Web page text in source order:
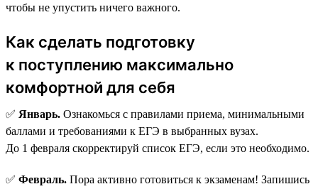
чтобы не упустить ничего важного.
Как сделать подготовку
к поступлению максимально
комфортной для себя
✅ Январь. Ознакомься с правилами приема, минимальными
баллами и требованиями к ЕГЭ в выбранных вузах.
До 1 февраля скорректируй список ЕГЭ, если это необходимо.
✅ Февраль. Пора активно готовиться к экзаменам! Запишись